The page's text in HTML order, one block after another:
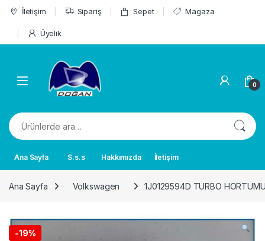
Skip to navigation
Skip to content
İletişim Sipariş Sepet Magaza
Üyelik
0
Ara:
Ana Sayfa S.s.s Hakkımızda İletişim
Ana Sayfa Volkswagen 1J0129594D TURBO
-19%